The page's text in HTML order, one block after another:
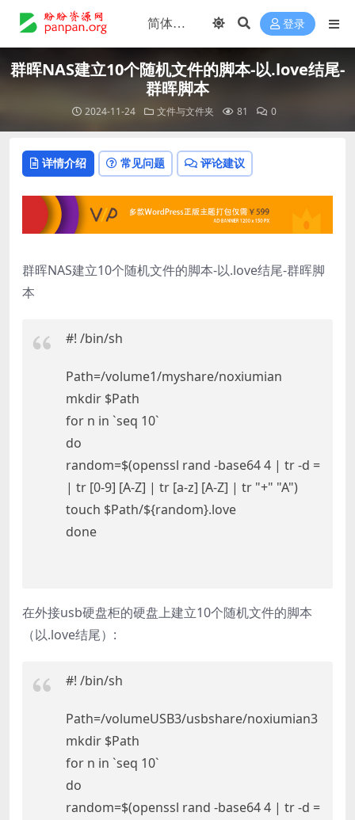
登录
群晖NAS建立10个随机文件的脚本-以.love结尾-
群晖脚本
2024-11-24 文件与文件夹 81 0
详情介绍 常见问题 评论建议
群晖NAS建立10个随机文件的脚本-以.love结尾-群晖脚
本
#! /bin/sh
Path=/volume1/myshare/noxiumian
mkdir $Path
for n in `seq 10`
do
random=$(openssl rand -base64 4 | tr -d =
| tr [0-9] [A-Z] | tr [a-z] [A-Z] | tr "+" "A")
touch $Path/${random}.love
done
在外接usb硬盘柜的硬盘上建立10个随机文件的脚本
（以.love结尾）:
#! /bin/sh
Path=/volumeUSB3/usbshare/noxiumian3
mkdir $Path
for n in `seq 10`
do
random=$(openssl rand -base64 4 | tr -d =